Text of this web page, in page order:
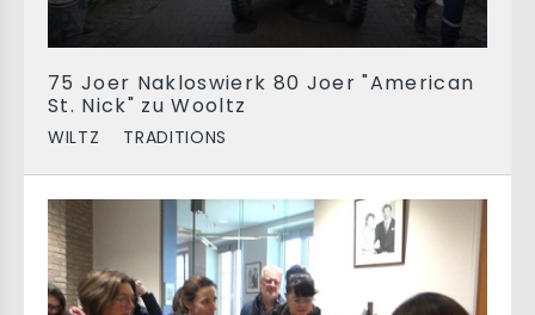
75 Joer Nakloswierk 80 Joer "American
St. Nick" zu Wooltz
WILTZ TRADITIONS